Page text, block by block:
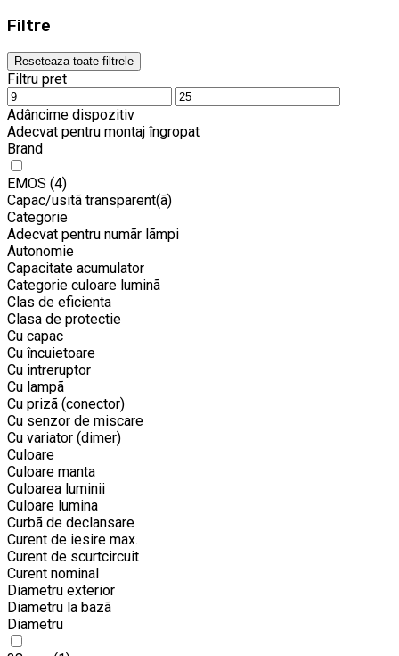
Filtre
Reseteaza toate filtrele
Filtru pret
Adâncime dispozitiv
Adecvat pentru montaj îngropat
Brand
EMOS (4)
Capac/usitã transparent(ã)
Categorie
Adecvat pentru numãr lãmpi
Autonomie
Capacitate acumulator
Categorie culoare luminã
Clas de eficienta
Clasa de protectie
Cu capac
Cu încuietoare
Cu intreruptor
Cu lampã
Cu prizã (conector)
Cu senzor de miscare
Cu variator (dimer)
Culoare
Culoare manta
Culoarea luminii
Culoare lumina
Curbã de declansare
Curent de iesire max.
Curent de scurtcircuit
Curent nominal
Diametru exterior
Diametru la bazã
Diametru